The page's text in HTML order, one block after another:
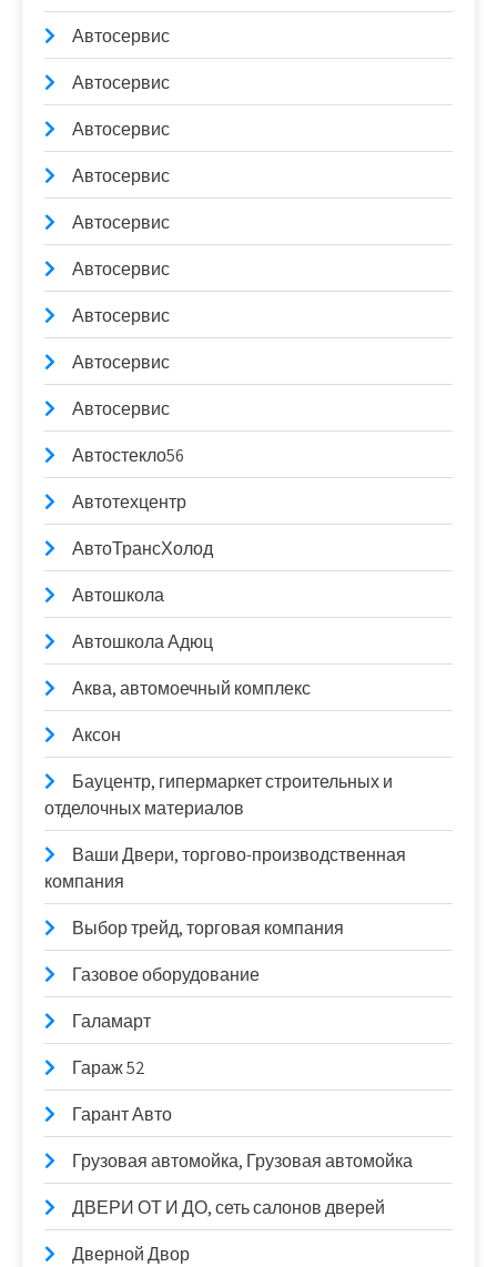
Автосервис
Автосервис
Автосервис
Автосервис
Автосервис
Автосервис
Автосервис
Автосервис
Автосервис
Автостекло56
Автотехцентр
АвтоТрансХолод
Автошкола
Автошкола Адюц
Аква, автомоечный комплекс
Аксон
Бауцентр, гипермаркет строительных и
отделочных материалов
Ваши Двери, торгово-производственная
компания
Выбор трейд, торговая компания
Газовое оборудование
Галамарт
Гараж 52
Гарант Авто
Грузовая автомойка, Грузовая автомойка
ДВЕРИ ОТ И ДО, сеть салонов дверей
Дверной Двор